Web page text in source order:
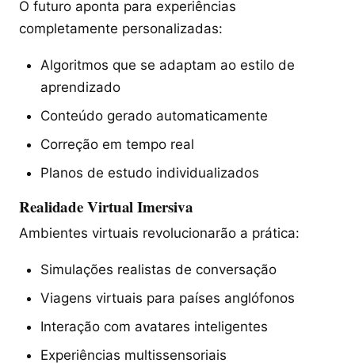
O futuro aponta para experiências
completamente personalizadas:
Algoritmos que se adaptam ao estilo de
aprendizado
Conteúdo gerado automaticamente
Correção em tempo real
Planos de estudo individualizados
Realidade Virtual Imersiva
Ambientes virtuais revolucionarão a prática:
Simulações realistas de conversação
Viagens virtuais para países anglófonos
Interação com avatares inteligentes
Experiências multissensoriais